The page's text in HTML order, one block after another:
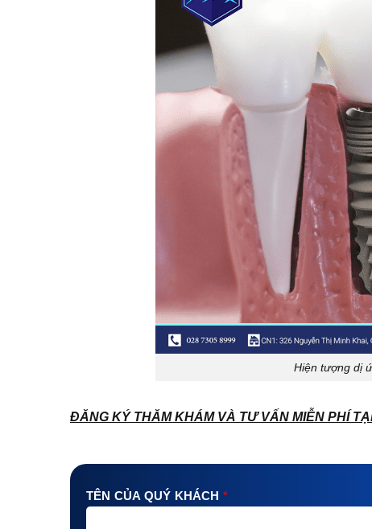
Hiện tượng dị
ĐĂNG KÝ THĂM KHÁM VÀ TƯ VẤN MIỄN PHÍ
TÊN CỦA QUÝ KHÁCH *